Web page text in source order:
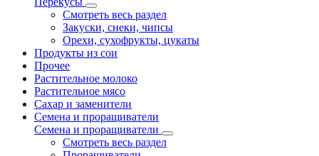
Смотреть весь раздел
Закуски, снеки, чипсы
Орехи, сухофрукты, цукаты
Продукты из сои
Прочее
Растительное молоко
Растительное мясо
Сахар и заменители
Семена и проращиватели
Семена и проращиватели
Смотреть весь раздел